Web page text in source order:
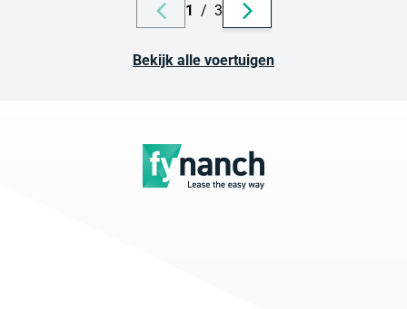
1 / 3
Bekijk alle voertuigen